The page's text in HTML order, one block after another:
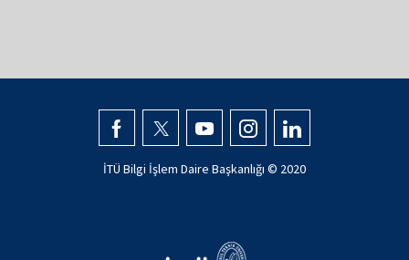
İTÜ Bilgi İşlem Daire Başkanlığı © 2020